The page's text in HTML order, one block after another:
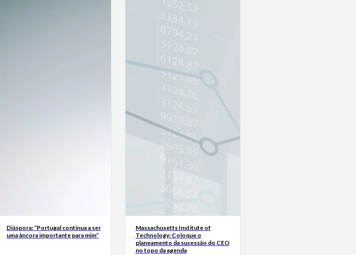
Diáspora: “Portugal continua a ser
uma âncora importante para mim”
Massachusetts Institute of
Technology: Coloque o
planeamento da sucessão do CEO
no topo da agenda